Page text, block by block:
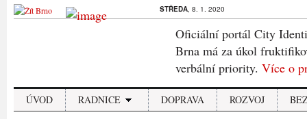
STŘEDA, 8. 1. 2020
Oficiální portál City
Brna má za úkol
verbální priority. Více o
ÚVOD RADNICE DOPRAVA ROZVOJ